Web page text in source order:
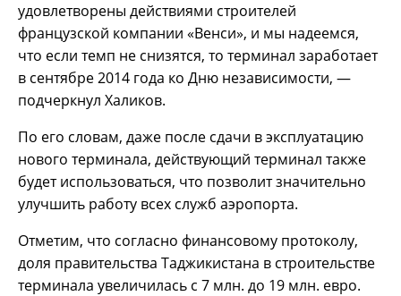
удовлетворены действиями строителей
французской компании «Венси», и мы надеемся,
что если темп не снизятся, то терминал заработает
в сентябре 2014 года ко Дню независимости, —
подчеркнул Халиков.
По его словам, даже после сдачи в эксплуатацию
нового терминала, действующий терминал также
будет использоваться, что позволит значительно
улучшить работу всех служб аэропорта.
Отметим, что согласно финансовому протоколу,
доля правительства Таджикистана в строительстве
терминала увеличилась с 7 млн. до 19 млн. евро.